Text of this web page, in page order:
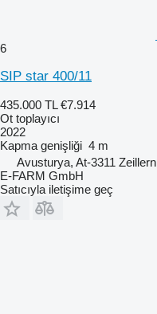
6
SIP star 400/11
435.000 TL €7.914
Ot toplayıcı
2022
Kapma genişliği 4 m
Avusturya, At-3311 Zeillern
E-FARM GmbH
Satıcıyla iletişime geç